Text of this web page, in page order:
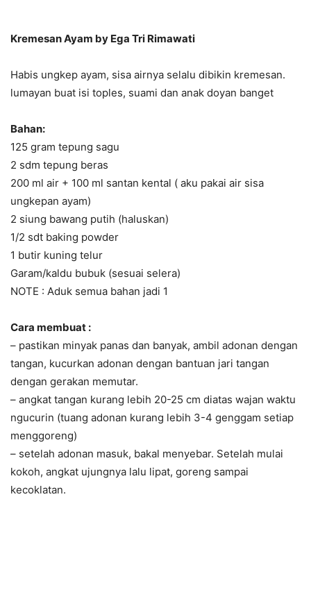
Kremesan Ayam by Ega Tri Rimawati
Habis ungkep ayam, sisa airnya selalu dibikin kremesan.
lumayan buat isi toples, suami dan anak doyan banget
Bahan:
125 gram tepung sagu
2 sdm tepung beras
200 ml air + 100 ml santan kental ( aku pakai air sisa
ungkepan ayam)
2 siung bawang putih (haluskan)
1/2 sdt baking powder
1 butir kuning telur
Garam/kaldu bubuk (sesuai selera)
NOTE : Aduk semua bahan jadi 1
Cara membuat :
– pastikan minyak panas dan banyak, ambil adonan dengan
tangan, kucurkan adonan dengan bantuan jari tangan
dengan gerakan memutar.
– angkat tangan kurang lebih 20-25 cm diatas wajan waktu
ngucurin (tuang adonan kurang lebih 3-4 genggam setiap
menggoreng)
– setelah adonan masuk, bakal menyebar. Setelah mulai
kokoh, angkat ujungnya lalu lipat, goreng sampai
kecoklatan.